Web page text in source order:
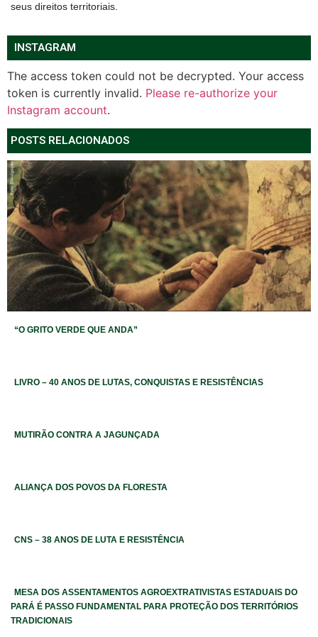
seus direitos territoriais.
INSTAGRAM
The access token could not be decrypted. Your access
token is currently invalid. Please re-authorize your
Instagram account.
POSTS RELACIONADOS
“O GRITO VERDE QUE ANDA”
LIVRO – 40 ANOS DE LUTAS, CONQUISTAS E RESISTÊNCIAS
MUTIRÃO CONTRA A JAGUNÇADA
ALIANÇA DOS POVOS DA FLORESTA
CNS – 38 ANOS DE LUTA E RESISTÊNCIA
MESA DOS ASSENTAMENTOS AGROEXTRATIVISTAS ESTADUAIS DO
PARÁ É PASSO FUNDAMENTAL PARA PROTEÇÃO DOS TERRITÓRIOS
TRADICIONAIS